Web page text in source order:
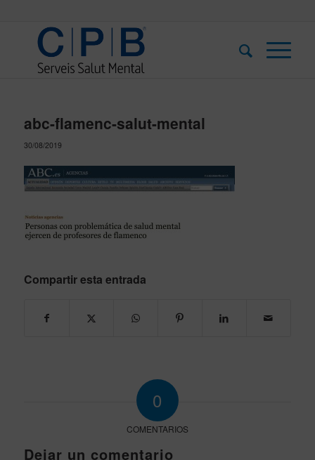
abc-flamenc-salut-mental
30/08/2019
Compartir esta entrada
0
COMENTARIOS
Dejar un comentario